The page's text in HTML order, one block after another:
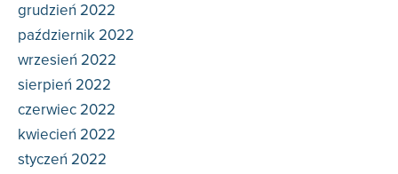
grudzień 2022
październik 2022
wrzesień 2022
sierpień 2022
czerwiec 2022
kwiecień 2022
styczeń 2022